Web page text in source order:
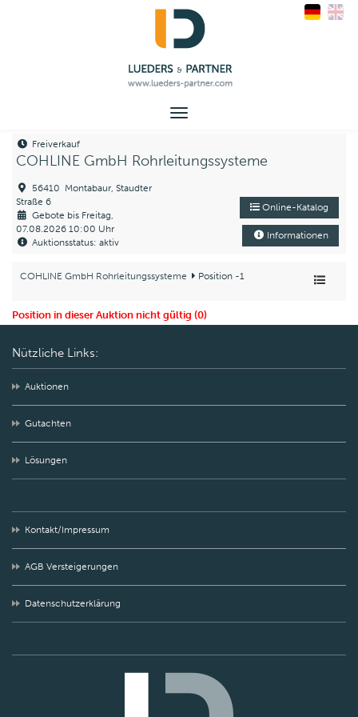
Toggle
Freiverkauf
COHLINE GmbH Rohrleitungssysteme
56410 Montabaur, Staudter
Straße 6
Gebote bis Freitag,
07.08.2026 10:00 Uhr
Auktionsstatus: aktiv
Online-Katalog
Informationen
COHLINE GmbH Rohrleitungssysteme Position -1
Position in dieser Auktion nicht gültig (0)
Nützliche Links:
Auktionen
Gutachten
Lösungen
Kontakt/Impressum
AGB Versteigerungen
Datenschutzerklärung